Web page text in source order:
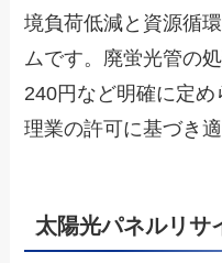
境負荷低減と資源循
ムです。廃蛍光管の
240円など明確に定
理業の許可に基づき
太陽光パネルリサ